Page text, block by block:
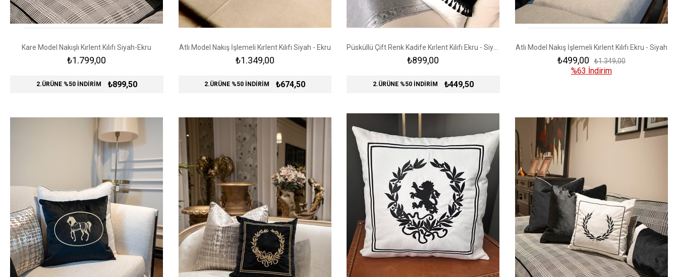
Kare Model Nakışlı Kırlent Kılıfı Siyah-Ekru
₺1.799,00
2.ÜRÜNE %50 İNDİRİM ₺899,50
Atlı Model Nakış İşlemeli Kırlent Kılıfı Siyah - Ekru
₺1.349,00
2.ÜRÜNE %50 İNDİRİM ₺674,50
₺899,00
2.ÜRÜNE %50 İNDİRİM ₺449,50
Atlı Model Nakış İşlemeli Kırlent Kılıfı Ekru - Siyah
₺499,00 ₺1.349,00
%63 İndirim